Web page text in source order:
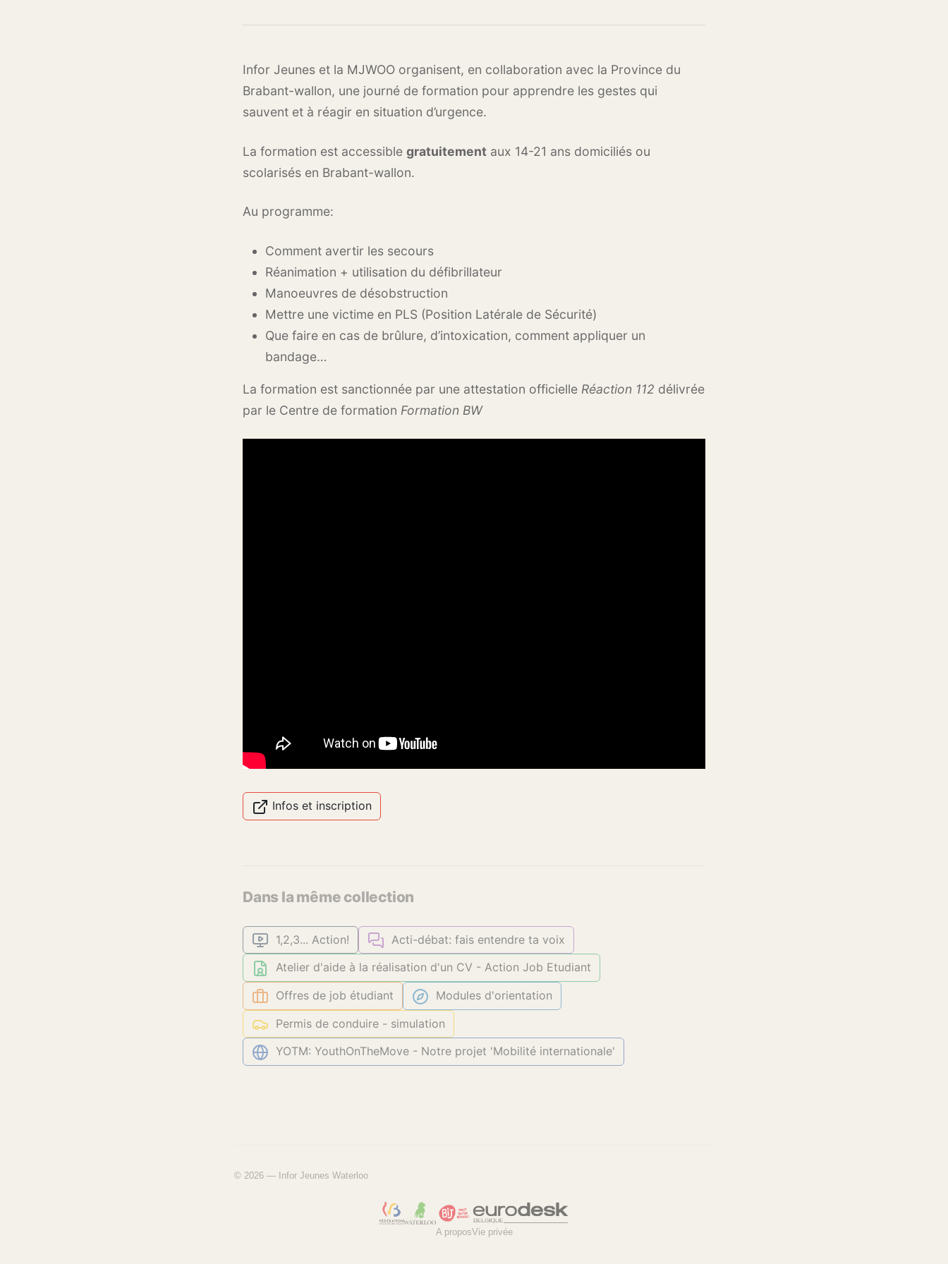
Infor Jeunes et la MJWOO organisent, en collaboration avec la Province du
Brabant-wallon, une journé de formation pour apprendre les gestes qui
sauvent et à réagir en situation d’urgence.
La formation est accessible gratuitement aux 14-21 ans domiciliés ou
scolarisés en Brabant-wallon.
Au programme:
Comment avertir les secours
Réanimation + utilisation du défibrillateur
Manoeuvres de désobstruction
Mettre une victime en PLS (Position Latérale de Sécurité)
Que faire en cas de brûlure, d’intoxication, comment appliquer un
bandage…
La formation est sanctionnée par une attestation officielle Réaction 112 délivrée
par le Centre de formation Formation BW
Infos et inscription
Dans la même collection
1,2,3... Action!
Acti-débat: fais entendre ta voix
Atelier d'aide à la réalisation d'un CV - Action Job Etudiant
Offres de job étudiant
Modules d'orientation
Permis de conduire - simulation
YOTM: YouthOnTheMove - Notre projet 'Mobilité internationale'
© 2026 — Infor Jeunes Waterloo
A proposVie privée